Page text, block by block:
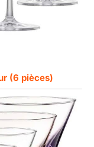
(6 pièces)